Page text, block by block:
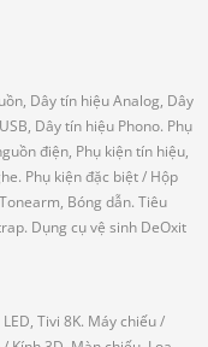
Dây tín hiệu Analog, Dây
Dây tín hiệu Phono. Phụ
điện, Phụ kiện tín hiệu,
Phụ kiện đặc biệt/ Hộp
Bóng dẫn. Tiêu
Dụng cụ vệ sinh DeOxit
Tivi 8K. Máy chiếu/